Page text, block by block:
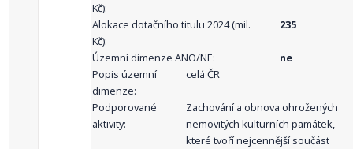
Kč):
Alokace dotačního titulu 2024 (mil.
Kč):
235
Územní dimenze ANO/NE:
ne
Popis územní
dimenze:
celá ČR
Podporované
aktivity:
Zachování a obnova ohrožených
nemovitých kulturních památek,
které tvoří nejcennější součást